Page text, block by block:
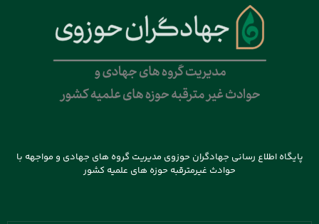
پایگاه اطلاع رسانی جهادگران حوزوی مدیریت گروه های جهادی و مواجهه با
حوادث غیرمترقبه حوزه های علمیه کشور